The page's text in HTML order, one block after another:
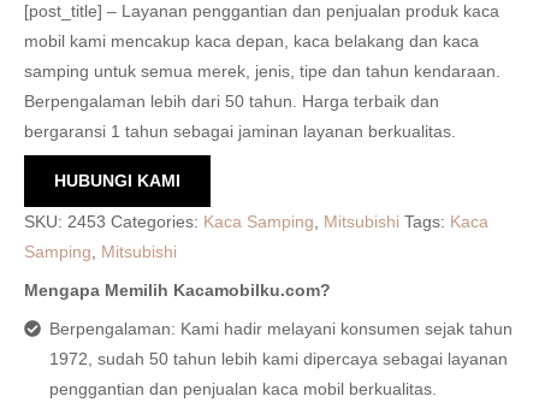
[post_title] – Layanan penggantian dan penjualan produk kaca
mobil kami mencakup kaca depan, kaca belakang dan kaca
samping untuk semua merek, jenis, tipe dan tahun kendaraan.
Berpengalaman lebih dari 50 tahun. Harga terbaik dan
bergaransi 1 tahun sebagai jaminan layanan berkualitas.
HUBUNGI KAMI
SKU: 2453 Categories: Kaca Samping, Mitsubishi Tags: Kaca
Samping, Mitsubishi
Mengapa Memilih Kacamobilku.com?
Berpengalaman: Kami hadir melayani konsumen sejak tahun
1972, sudah 50 tahun lebih kami dipercaya sebagai layanan
penggantian dan penjualan kaca mobil berkualitas.